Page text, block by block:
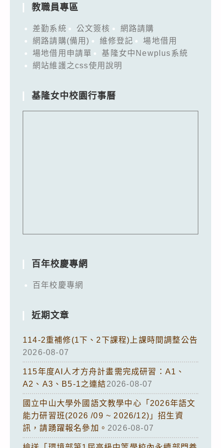
教職員專區
差勤系統 公文簽核
網路請購
網路請購(備用)
維修登記
場地借用
場地借用申請單
基隆女中Newplus系統
網站維護之css使用說明
基隆女中校園行事曆
百年校慶專網
百年校慶專網
近期文章
114-2重補修(1下、2下課程)上課時間調整公告
2026-08-07
115年度AI人才方舟計畫需完成研習：A1、
A2、A3、B5-1之連結2026-08-07
國立中山大學外國語文教學中心「2026年語文
能力研習班(2026 /09 ~ 2026/12)」招生資
訊，請踴躍報名參加。 2026-08-07